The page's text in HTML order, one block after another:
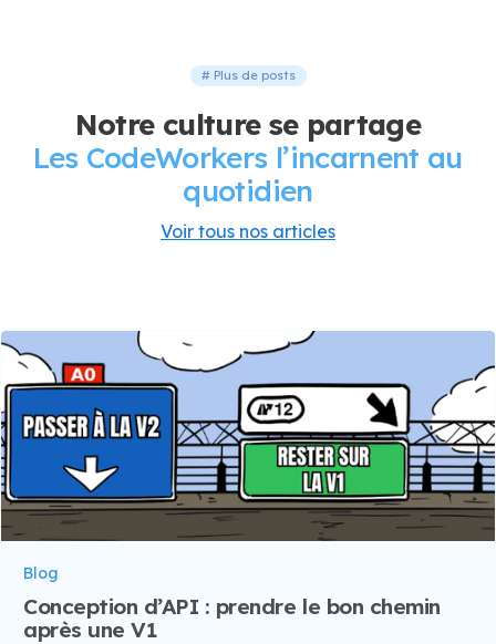
# Plus de posts
Notre culture se partage
Les CodeWorkers l’incarnent au
quotidien
Voir tous nos articles
Blog
Conception d’API : prendre le bon chemin
après une V1